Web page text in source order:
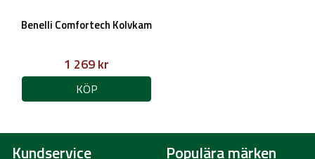
Benelli Comfortech Kolvkam
1 269 kr
KÖP
Kundservice Populära märken